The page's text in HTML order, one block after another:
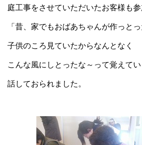
庭工事をさせていただいたお客様も参
「昔、家でもおばあちゃんが作っとっ
子供のころ見ていたからなんとなく
こんな風にしとったな～って覚えて
話しておられました。